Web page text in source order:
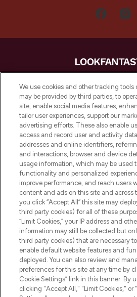
LOOKFANTASTIC is de
beautybestemming van
beste huidverzorging,
make-up van meer dan
Shop online of via de
verzending vanaf
Cookie-
Do Not Sell or Share
Information
HELP &
OVER
We use cookies and other tracking tools
may be provided by third parties, to
site, enable social media features,
tailor user experiences, support our
advertising efforts. These also enable
access and record user and activity
addresses and online identifiers,
and interactions, browser and device
usage information, which may be used
functionality and personalized
improve performance, and reach users
content and ads on this site and across
you click “Accept All” this site may
third party cookies) for all of these
“Limit Cookies,” your IP address and
information may still be collected but
third party cookies) that are necessary
enable default website features and
deployed. You can also review and
preferences for this site at any time by
Cookie Settings” link in this banner. By
clicking "Accept All," "Limit Cookies," or